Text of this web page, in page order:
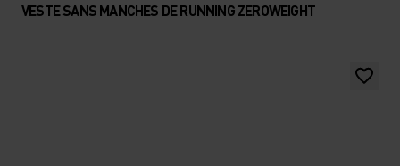
VESTE SANS MANCHES DE RUNNING ZEROWEIGHT